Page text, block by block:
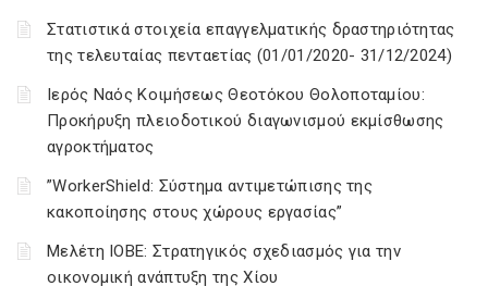
Στατιστικά στοιχεία επαγγελματικής δραστηριότητας
της τελευταίας πενταετίας (01/01/2020- 31/12/2024)
Ιερός Ναός Κοιμήσεως Θεοτόκου Θολοποταμίου:
Προκήρυξη πλειοδοτικού διαγωνισμού εκμίσθωσης
αγροκτήματος
”WorkerShield: Σύστημα αντιμετώπισης της
κακοποίησης στους χώρους εργασίας”
Μελέτη ΙΟΒΕ: Στρατηγικός σχεδιασμός για την
οικονομική ανάπτυξη της Χίου